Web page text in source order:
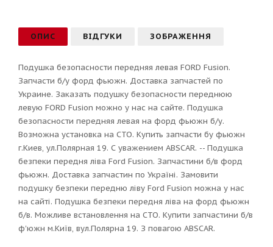
ОПИС ВІДГУКИ ЗОБРАЖЕННЯ
Подушка безопасности передняя левая FORD Fusion.
Запчасти б/у форд фьюжн. Доставка запчастей по
Украине. Заказать подушку безопасности переднюю
левую FORD Fusion можно у нас на сайте. Подушка
безопасности передняя левая на форд фьюжн б/у.
Возможна установка на СТО. Купить запчасти бу фьюжн
г.Киев, ул.Полярная 19. С уважением ABSCAR. -- Подушка
безпеки передня ліва Ford Fusion. Запчастини б/в форд
фьюжн. Доставка запчастин по Україні. Замовити
подушку безпеки передню ліву Ford Fusion можна у нас
на сайті. Подушка безпеки передня ліва на форд фьюжн
б/в. Можливе встановлення на СТО. Купити запчастини б/в
ф'южн м.Київ, вул.Полярна 19. З повагою ABSCAR.